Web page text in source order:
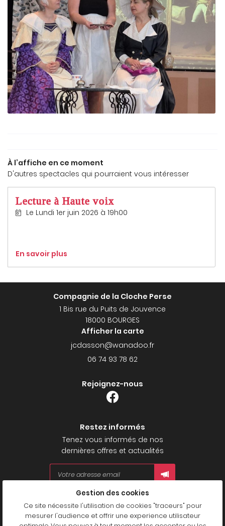
À L'AFFICHE
ACTUEL
PERSONNALISÉS
NEWS
MUSIQUE
VIDÉOS
AVIS
Une
06 74 93 78
À l’affiche en ce moment
D'autres spectacles qui pourraient vous intéresser
Lecture à Haute voix
Le Lundi 1er juin 2026 à 19h00
En savoir plus
Compagnie de la Cloche Perse
1 Bis rue du Puits de Jouvence
18000 BOURGES
Afficher la carte
06 74 93 78 62
Rejoignez-nous
Restez informés
Tenez vous informés de nos
dernières offres et actualités
Mentions Légales
Conditions générales d'utilisation
Politique de confidentialité
Gestion des cookies
Ce site nécessite l'utilisation de cookies "traceurs" pour
mesurer l'audience et offrir une experience utilisateur